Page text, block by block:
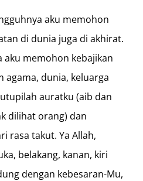
aku memohon
di dunia juga di akhirat.
aku memohon kebajikan
agama, dunia, keluarga
auratku (aib dan
dilihat orang) dan
rasa takut. Ya Allah,
belakang, kanan, kiri
dengan kebesaran-Mu,